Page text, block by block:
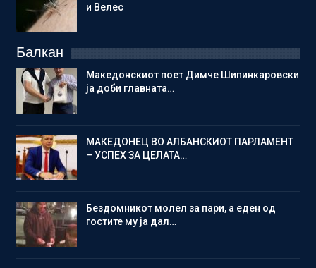
и Велес
Балкан
Македонскиот поет Димче Шипинкаровски
ја доби главната…
МАКЕДОНЕЦ ВО АЛБАНСКИОТ ПАРЛАМЕНТ
– УСПЕХ ЗА ЦЕЛАТА…
Бездомникот молел за пари, а еден од
гостите му ја дал…